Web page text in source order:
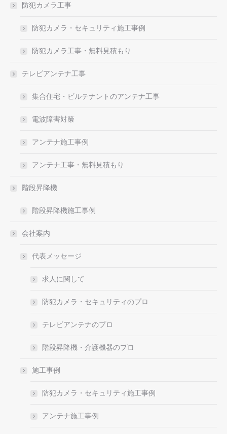
防犯カメラ工事
防犯カメラ・セキュリティ施工事例
防犯カメラ工事・無料見積もり
テレビアンテナ工事
集合住宅・ビルテナントのアンテナ工事
電波障害対策
アンテナ施工事例
アンテナ工事・無料見積もり
階段昇降機
階段昇降機施工事例
会社案内
代表メッセージ
求人に関して
防犯カメラ・セキュリティのプロ
テレビアンテナのプロ
階段昇降機・介護機器のプロ
施工事例
防犯カメラ・セキュリティ施工事例
アンテナ施工事例